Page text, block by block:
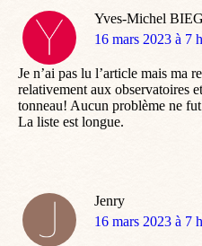
Yves-Michel
dit
16 mars 2023 à 7
Je n’ai pas lu l’article mais ma
relativement aux observatoires
tonneau! Aucun problème ne
La liste est longue.
Jenry
dit
16 mars 2023 à 7